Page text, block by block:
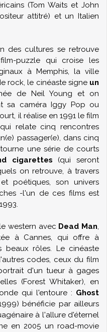
(Tom Waits et John
attitré) et un Italien
des cultures se retrouve
puzzle qui croise les
à Memphis, la ville
rock, le cinéaste signe un
de Neil Young et on
sa caméraIggy Pop ou
il réalise en 1991 le film
relate cinq rencontres
passager(e), dans cinq
une série de courts
cigarettes (qui seront
on retrouve, à travers
poétiques, son univers
-l'un de ces films est
western avec Dead Man,
à Cannes, qui offre à
rôles. Le cinéaste
codes, ceux du film
d'un tueur à gages
(Forest Whitaker), en
qui l'entoure : Ghost
bénéficie par ailleurs
à l'allure d'éternel
en 2005 un road-movie